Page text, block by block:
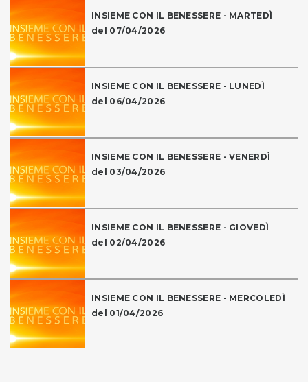
INSIEME CON IL BENESSERE - MARTEDÌ
del 07/04/2026
INSIEME CON IL BENESSERE - LUNEDÌ
del 06/04/2026
INSIEME CON IL BENESSERE - VENERDÌ
del 03/04/2026
INSIEME CON IL BENESSERE - GIOVEDÌ
del 02/04/2026
INSIEME CON IL BENESSERE - MERCOLEDÌ
del 01/04/2026